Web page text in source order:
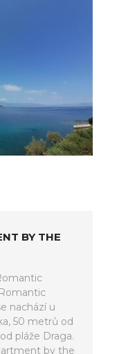
BY THE
nachází u
50 metrů od
pláže Draga.
by the